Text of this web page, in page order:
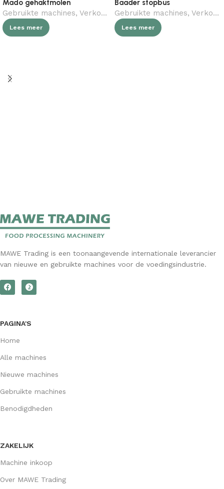
Mado gehaktmolen
Gebruikte machines, Verkocht (gebruikt) Slagerij
Lees meer
Baader stopbus
Gebruikte machines, Verkocht (gebruikt)
Lees meer
MAWE Trading is een toonaangevende internationale leverancier
van nieuwe en gebruikte machines voor de voedingsindustrie.
PAGINA'S
Home
Alle machines
Nieuwe machines
Gebruikte machines
Benodigdheden
ZAKELIJK
Machine inkoop
Over MAWE Trading